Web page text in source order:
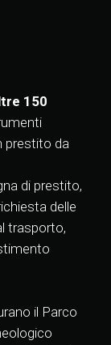
150
prestito da
di prestito,
delle
trasporto,
il Parco